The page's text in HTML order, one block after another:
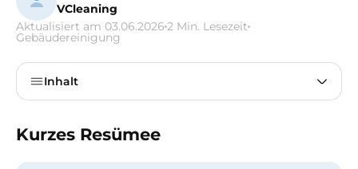
VCleaning
Aktualisiert am 03.06.2026 2 Min. Lesezeit
Gebäudereinigung
Inhalt
Kurzes Resümee